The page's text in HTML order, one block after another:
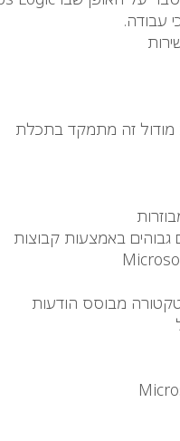
עבודה.
באמצעות קבוצות